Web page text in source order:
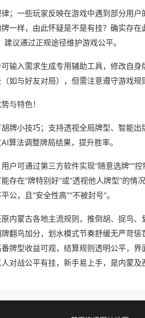
；一些玩家反映在游戏中遇到部分用
一样，由此怀疑是不是有挂？确实存
议通过正规途径维护游戏公平。
输入需求生成专用辅助工具，修改自身
如与好友对局），但需注意遵守游戏规
与特色！
牌小技巧；支持透视全局牌型、智能
算法调整牌局结果，提升胜率。
户可通过第三方软件实现“随意选牌”“
存在“牌特别好”或“透视他人牌型”的情
公，且“安全性高”“不被封号”。
内蒙古各地主流规则，推倒胡、捉鸟
翻鸟加分，划水模式节奏舒缓无严苛
牌型收益可观，结算规则透明公平，界
对战公平有挂，新手易上手，是内蒙及